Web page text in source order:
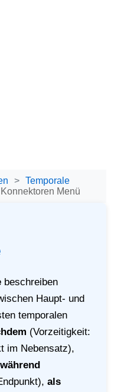
Temporale
Menü
beschreiben
Haupt- und
temporalen
(Vorzeitigkeit:
im Nebensatz),
während
als